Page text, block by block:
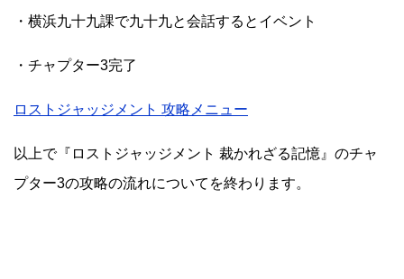
・横浜九十九課で九十九と会話するとイベント
・チャプター3完了
ロストジャッジメント 攻略メニュー
以上で『ロストジャッジメント 裁かれざる記憶』のチャ
プター3の攻略の流れについてを終わります。